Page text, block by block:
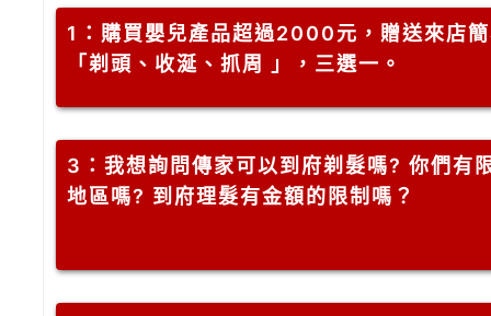
1 ：購買嬰兒產品超過2000元，贈送來店
「剃頭、收涎、抓周 」，三選一。
3 ：我想詢問傳家可以到府剃髮嗎? 你們有
地區嗎? 到府理髮有金額的限制嗎？